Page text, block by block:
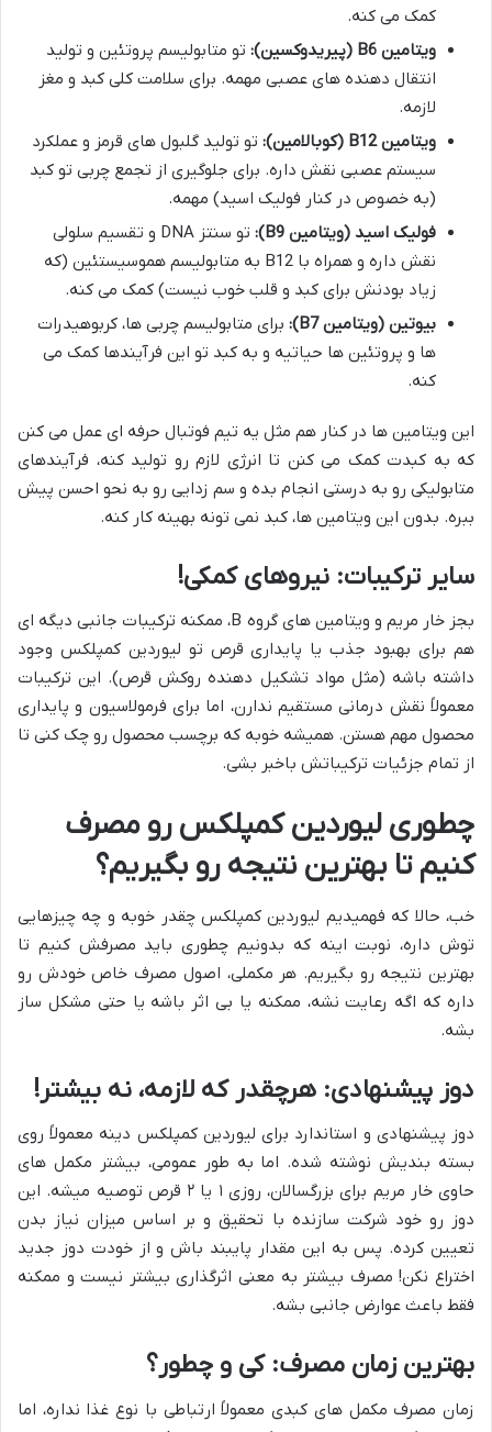
کمک می کنه.
ویتامین B6 (پیریدوکسین):
تو متابولیسم پروتئین و تولید
انتقال دهنده های عصبی مهمه. برای سلامت کلی کبد و مغز
لازمه.
ویتامین B12 (کوبالامین):
تو تولید گلبول های قرمز و عملکرد
سیستم عصبی نقش داره. برای جلوگیری از تجمع چربی تو کبد
(به خصوص در کنار فولیک اسید) مهمه.
فولیک اسید (ویتامین B9):
تو سنتز DNA و تقسیم سلولی
نقش داره و همراه با B12 به متابولیسم هموسیستئین (که
زیاد بودنش برای کبد و قلب خوب نیست) کمک می کنه.
بیوتین (ویتامین B7):
برای متابولیسم چربی ها، کربوهیدرات
ها و پروتئین ها حیاتیه و به کبد تو این فرآیندها کمک می
کنه.
این ویتامین ها در کنار هم مثل یه تیم فوتبال حرفه ای عمل می کنن
که به کبدت کمک می کنن تا انرژی لازم رو تولید کنه، فرآیندهای
متابولیکی رو به درستی انجام بده و سم زدایی رو به نحو احسن پیش
ببره. بدون این ویتامین ها، کبد نمی تونه بهینه کار کنه.
سایر ترکیبات: نیروهای کمکی!
بجز خار مریم و ویتامین های گروه B، ممکنه ترکیبات جانبی دیگه ای
هم برای بهبود جذب یا پایداری قرص تو لیوردین کمپلکس وجود
داشته باشه (مثل مواد تشکیل دهنده روکش قرص). این ترکیبات
معمولاً نقش درمانی مستقیم ندارن، اما برای فرمولاسیون و پایداری
محصول مهم هستن. همیشه خوبه که برچسب محصول رو چک کنی تا
از تمام جزئیات ترکیباتش باخبر بشی.
چطوری لیوردین کمپلکس رو مصرف
کنیم تا بهترین نتیجه رو بگیریم؟
خب، حالا که فهمیدیم لیوردین کمپلکس چقدر خوبه و چه چیزهایی
توش داره، نوبت اینه که بدونیم چطوری باید مصرفش کنیم تا
بهترین نتیجه رو بگیریم. هر مکملی، اصول مصرف خاص خودش رو
داره که اگه رعایت نشه، ممکنه یا بی اثر باشه یا حتی مشکل ساز
بشه.
دوز پیشنهادی: هرچقدر که لازمه، نه بیشتر!
دوز پیشنهادی و استاندارد برای لیوردین کمپلکس دینه معمولاً روی
بسته بندیش نوشته شده. اما به طور عمومی، بیشتر مکمل های
حاوی خار مریم برای بزرگسالان، روزی ۱ یا ۲ قرص توصیه میشه. این
دوز رو خود شرکت سازنده با تحقیق و بر اساس میزان نیاز بدن
تعیین کرده. پس به این مقدار پایبند باش و از خودت دوز جدید
اختراع نکن! مصرف بیشتر به معنی اثرگذاری بیشتر نیست و ممکنه
فقط باعث عوارض جانبی بشه.
بهترین زمان مصرف: کی و چطور؟
زمان مصرف مکمل های کبدی معمولاً ارتباطی با نوع غذا نداره، اما